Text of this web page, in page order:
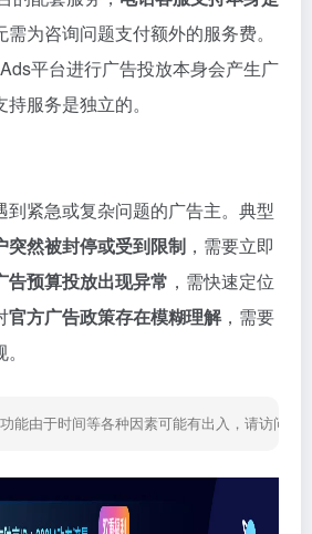
需为咨询问题支付额外的服务费。
平台进行广告投放本身会产生广
服务是独立的。
到紧急或复杂问题的广告主。典型
突然被封停或受到限制 ，需要立即
告预算投放出现异常 ，需快速定位
官方广告政策存在模糊理解，需要
能由于时间等各种因素可能有出入，请访问网